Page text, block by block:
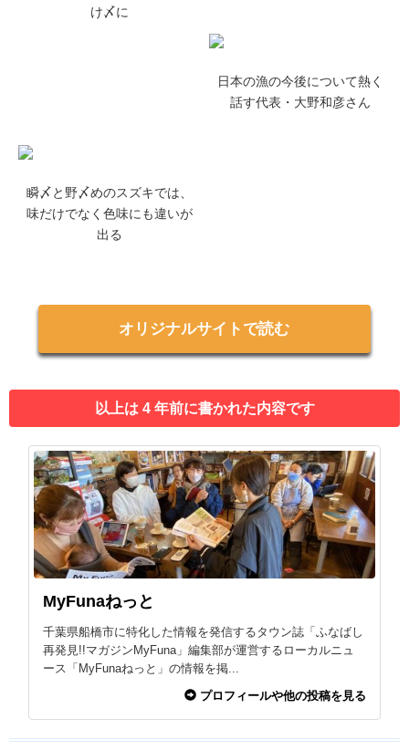
け〆に
日本の漁の今後について熱く
話す代表・大野和彦さん
瞬〆と野〆めのスズキでは、
味だけでなく色味にも違いが
出る
オリジナルサイトで読む
以上は 4 年前に書かれた内容です
MyFunaねっと
千葉県船橋市に特化した情報を発信するタウン誌「ふなばし
再発見!!マガジンMyFuna」編集部が運営するローカルニュ
ース「MyFunaねっと」の情報を掲...
プロフィールや他の投稿を見る